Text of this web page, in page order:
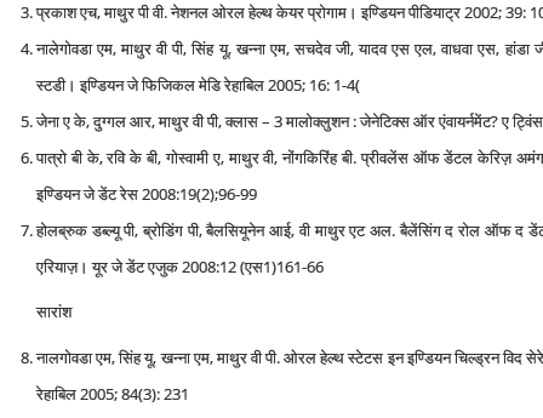
प्रकाश एच, माथुर पी वी. नेशनल ओरल हेल्‍थ केयर प्रोगाम। इण्डियन पीडियाट्र 2002; 39:
नालेगोवडा एम, माथुर वी पी, सिंह यू, खन्ना एम, सचदेव जी, यादव एस एल, वाधवा एस,
स्‍टडी। इण्डियन जे फिजिकल मेडि रेहाबिल 2005; 16: 1-4(
जेना ए के, दुग्गल आर, माथुर वी पी, क्‍लास – 3 मालोक्‍लुशन : जेनेटिक्‍स ऑर एंवायर्नमेंट? ए
पात्रो बी के, रवि के बी, गोस्वामी ए, माथुर वी, नोंगकिरिंह बी. प्रीवलेंस ऑफ डेंटल
इण्डियन जे डेंट रेस 2008:19(2);96-99
होलब्रुक डब्‍ल्‍यू पी, ब्रोडिंग पी, बैलसियूनेन आई, वी माथुर एट अल. बैलेंसिंग द रोल ऑफ द
एरियाज़। यूर जे डेंट एजुक 2008:12 (एस1)161-66
सारांश
नालगोवडा एम, सिंह यू, खन्ना एम, माथुर वी पी. ओरल हेल्‍थ स्‍टेटस इन इण्डियन चिल्‍ड्रन
रेहाबिल 2005; 84(3): 231